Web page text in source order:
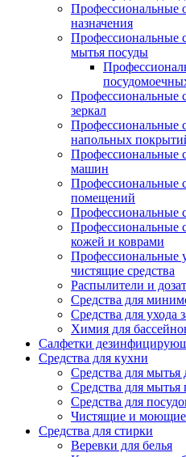
Профессиональные
назначения
Профессиональные
мытья посуды
Профессиональные
зеркал
Профессиональные
напольных
Профессиональные
машин
Профессиональные
помещений
Профессиональные
Профессиональные
кожей и коврами
Профессиональные
чистящие средства
Распылители и
Средства для
Средства для ухода
Химия для
Салфетки
Средства для кухни
Средства для мытья
Средства для мытья
Средства для
Чистящие и моющие
Средства для стирки
Веревки для белья